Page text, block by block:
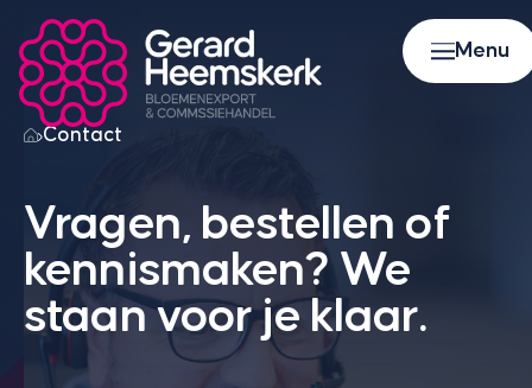
Menu
Sluiten
Contact
Vragen, bestellen of
kennismaken? We
staan voor je klaar.